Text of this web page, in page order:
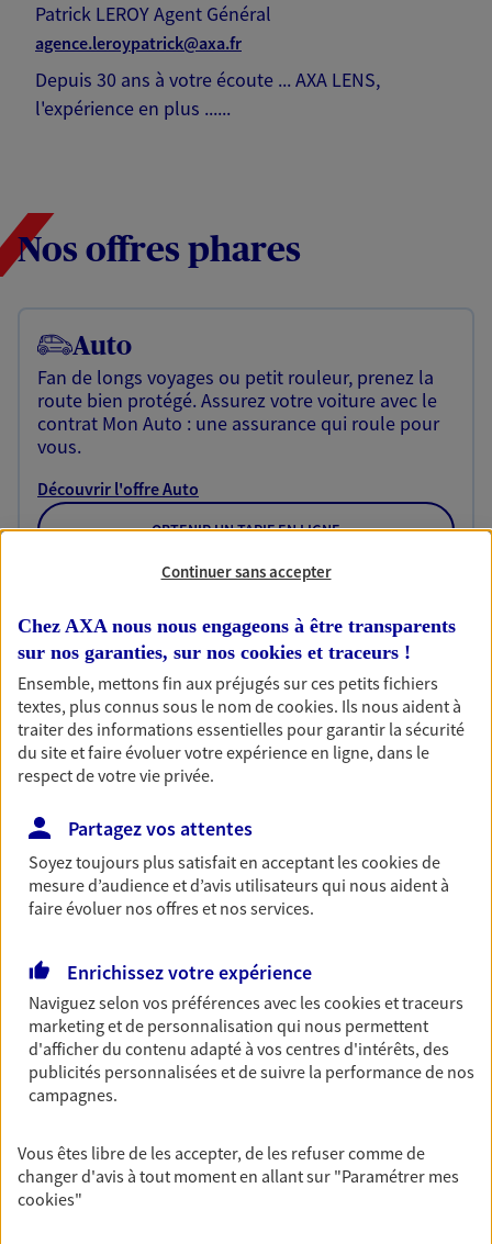
Patrick LEROY Agent Général
agence.leroypatrick@axa.fr
Depuis 30 ans à votre écoute ... AXA LENS,
l'expérience en plus ......
Nos offres phares
Auto
Fan de longs voyages ou petit rouleur, prenez la
route bien protégé. Assurez votre voiture avec le
contrat Mon Auto : une assurance qui roule pour
vous.
Découvrir l'offre Auto
OBTENIR UN TARIF EN LIGNE
Habitation
Votre logement est unique, comme vous. Le
contrat Ma Maison assure votre sérénité en
protégeant ce qui vous tient à coeur.
Découvrir l'offre Habitation
OBTENIR UN TARIF EN LIGNE
Garantie Accidents de la Vie
Bricoleuse, féru de jardinage, pâtissier en herbe
ou grande lectrice… personne n'est à l'abri d'un
Accident, protégez votre qualité de vie et vos
Découvrir l'offre Garantie Accidents de la Vie
OBTENIR UN TARIF EN LIGNE
Multirisque Entreprise
Gagnez en simplicité et en sérénité avec votre
assurance multirisque entreprise. Un contrat
Continuer sans accepter
Chez AXA nous nous engageons à être transparents
sur nos garanties, sur nos cookies et traceurs !
Ensemble, mettons fin aux préjugés sur ces petits fichiers
textes, plus connus sous le nom decookies. Ils nous aident à
traiter des informations essentielles pour garantir la sécurité
du site et faire évoluer votre expérience en ligne, dans le
respect de votre vie privée.
Partagez vos attentes
Soyez toujours plus satisfait en acceptant lescookiesde
mesure d’audience et d’avis utilisateurs qui nous aident à
faire évoluer nos offres et nos services.
Enrichissez votre expérience
Naviguez selon vos préférences avec lescookies et traceurs
marketing et de personnalisation qui nous permettent
d'afficher du contenu adapté à vos centres d'intérêts, des
publicités personnalisées et de suivre la performance de nos
campagnes.
Vous êtes libre de les accepter, de les refuser comme de
changer d'avis à tout moment en allant sur "Paramétrer mes
cookies"